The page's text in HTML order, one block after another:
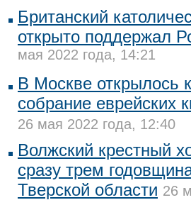
Британский
открыто поддержал
мая 2022 года, 14:21
В Москве открылось
собрание еврейских
26 мая 2022 года, 12:40
Волжский крестный
сразу трем
Тверской области 26